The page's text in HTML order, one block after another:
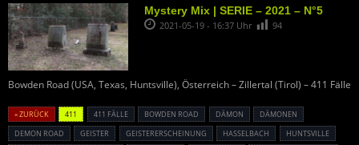
Mystery Mix | SERIE – 2021 – N°5
2021-05-19 - 16:37 Uhr 94
Bowden Road (USA, Texas, Huntsville), Österreich – Zillertal (Tirol) – 411 Fälle
« ZURÜCK 411 411 FÄLLE BOWDEN ROAD DÄMON
DÄMONEN
DEMON ROAD
GEISTER GEISTERERSCHEINUNG HASSELBACH
HUNTSVILLE